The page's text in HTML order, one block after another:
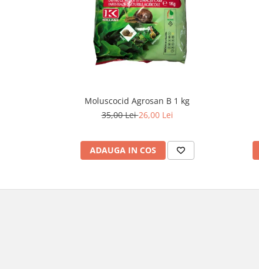
Moluscocid Agrosan B 1 kg
35,00 Lei26,00 Lei
ADAUGA IN COS